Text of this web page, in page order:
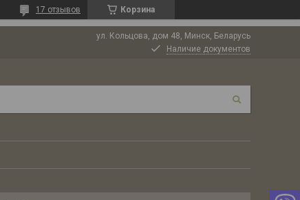
Корзина
17 отзывов
ул. Кольцова, дом 48, Минск, Беларусь
Наличие документов